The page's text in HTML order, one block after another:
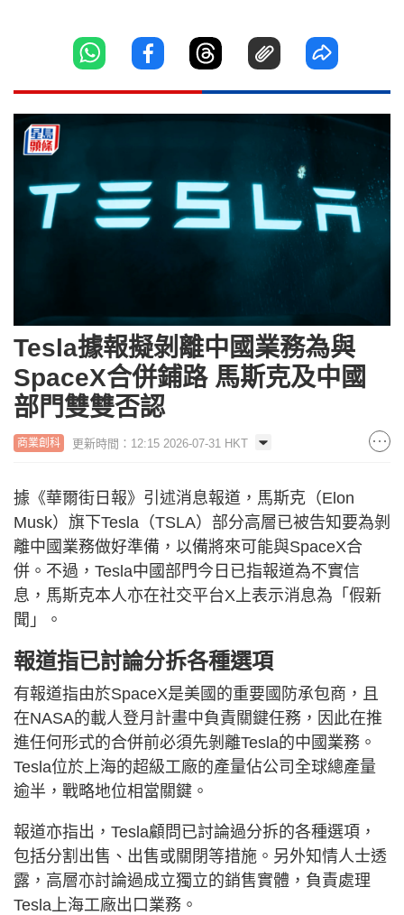
Tesla據報擬剝離中國業務為與
SpaceX合併鋪路 馬斯克及中國
部門雙雙否認
商業創科 更新時間：12:15 2026-07-31 HKT
據《華爾街日報》引述消息報道，馬斯克（Elon
Musk）旗下Tesla（TSLA）部分高層已被告知要為剝
離中國業務做好準備，以備將來可能與SpaceX合
併。不過，Tesla中國部門今日已指報道為不實信
息，馬斯克本人亦在社交平台X上表示消息為「假新
聞」。
報道指已討論分拆各種選項
有報道指由於SpaceX是美國的重要國防承包商，且
在NASA的載人登月計畫中負責關鍵任務，因此在推
進任何形式的合併前必須先剝離Tesla的中國業務。
Tesla位於上海的超級工廠的產量佔公司全球總產量
逾半，戰略地位相當關鍵。
報道亦指出，Tesla顧問已討論過分拆的各種選項，
包括分割出售、出售或關閉等措施。另外知情人士透
露，高層亦討論過成立獨立的銷售實體，負責處理
Tesla上海工廠出口業務。